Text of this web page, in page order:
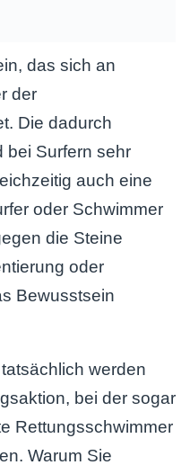
das sich an
der
Die dadurch
bei Surfern sehr
auch eine
oder Schwimmer
die Steine
oder
Bewusstsein
werden
bei der sogar
Rettungsschwimmer
Warum Sie